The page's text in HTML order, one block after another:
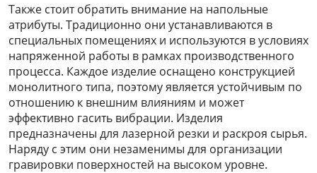
Также стоит обратить внимание на напольные
атрибуты. Традиционно они устанавливаются в
специальных помещениях и используются в условиях
напряженной работы в рамках производственного
процесса. Каждое изделие оснащено конструкцией
монолитного типа, поэтому является устойчивым по
отношению к внешним влияниям и может
эффективно гасить вибрации. Изделия
предназначены для лазерной резки и раскроя сырья.
Наряду с этим они незаменимы для организации
гравировки поверхностей на высоком уровне.